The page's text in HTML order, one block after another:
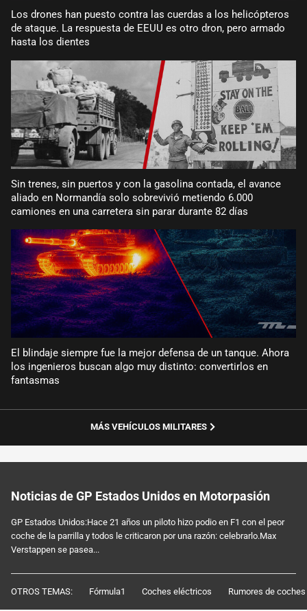
Los drones han puesto contra las cuerdas a los helicópteros
de ataque. La respuesta de EEUU es otro dron, pero armado
hasta los dientes
Sin trenes, sin puertos y con la gasolina contada, el avance
aliado en Normandía solo sobrevivió metiendo 6.000
camiones en una carretera sin parar durante 82 días
El blindaje siempre fue la mejor defensa de un tanque. Ahora
los ingenieros buscan algo muy distinto: convertirlos en
fantasmas
MÁS VEHÍCULOS MILITARES
Noticias de GP Estados Unidos en Motorpasión
GP Estados Unidos:Hace 21 años un piloto hizo podio en F1 con el peor
coche de la parrilla y todos le criticaron por una razón: celebrarlo.Max
Verstappen se pasea...
OTROS TEMAS: Fórmula1 Coches eléctricos Rumores de coches